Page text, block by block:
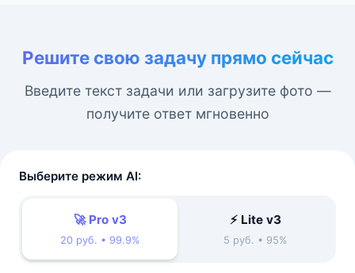
Решите свою задачу прямо сейчас
Введите текст задачи или загрузите фото —
получите ответ мгновенно
Выберите режим AI:
🚀 Pro v3
20 руб. • 99.9%
⚡ Lite v3
5 руб. • 95%